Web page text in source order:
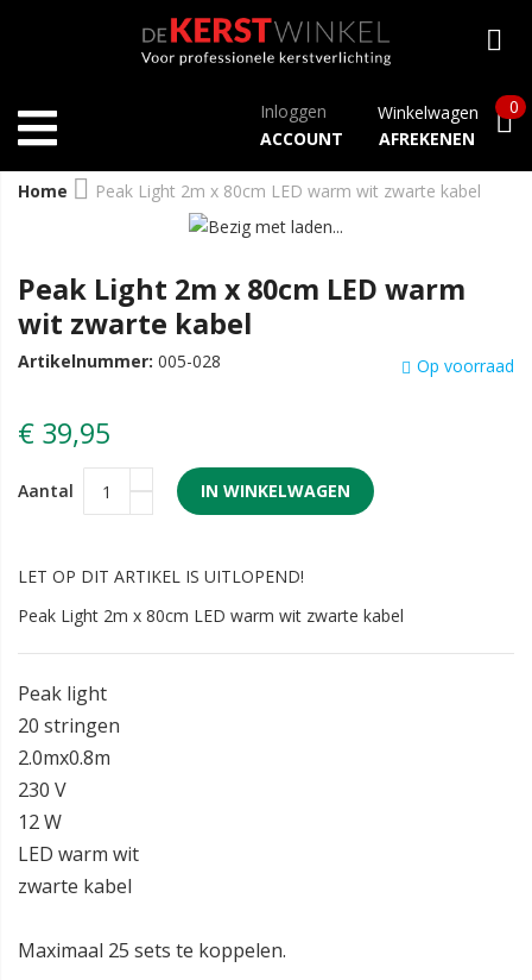
Inloggen
ACCOUNT
Winkelwagen
AFREKENEN
0
Home Peak Light 2m x 80cm LED warm wit zwarte kabel
Peak Light 2m x 80cm LED warm
wit zwarte kabel
Op voorraad
Artikelnummer: 005-028
€ 39,95
Aantal IN WINKELWAGEN
LET OP DIT ARTIKEL IS UITLOPEND!
Peak Light 2m x 80cm LED warm wit zwarte kabel
Peak light
20 stringen
2.0mx0.8m
230 V
12 W
LED warm wit
zwarte kabel
Maximaal 25 sets te koppelen.